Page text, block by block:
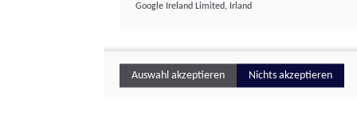
Google Ireland Limited, Irland
Auswahl akzeptieren Nichts akzeptieren